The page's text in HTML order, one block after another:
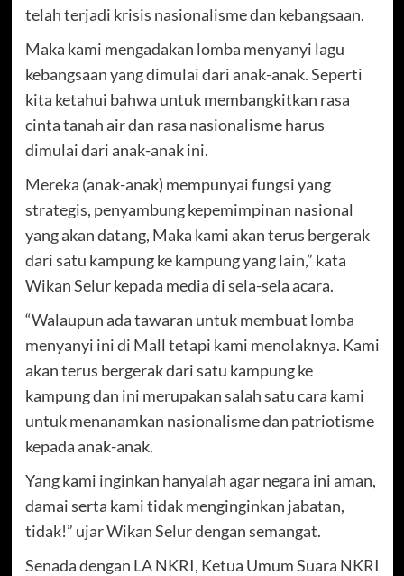
telah terjadi krisis nasionalisme dan kebangsaan.
Maka kami mengadakan lomba menyanyi lagu
kebangsaan yang dimulai dari anak-anak. Seperti
kita ketahui bahwa untuk membangkitkan rasa
cinta tanah air dan rasa nasionalisme harus
dimulai dari anak-anak ini.
Mereka (anak-anak) mempunyai fungsi yang
strategis, penyambung kepemimpinan nasional
yang akan datang, Maka kami akan terus bergerak
dari satu kampung ke kampung yang lain,” kata
Wikan Selur kepada media di sela-sela acara.
“Walaupun ada tawaran untuk membuat lomba
menyanyi ini di Mall tetapi kami menolaknya. Kami
akan terus bergerak dari satu kampung ke
kampung dan ini merupakan salah satu cara kami
untuk menanamkan nasionalisme dan patriotisme
kepada anak-anak.
Yang kami inginkan hanyalah agar negara ini aman,
damai serta kami tidak menginginkan jabatan,
tidak!” ujar Wikan Selur dengan semangat.
Senada dengan LA NKRI, Ketua Umum Suara NKRI